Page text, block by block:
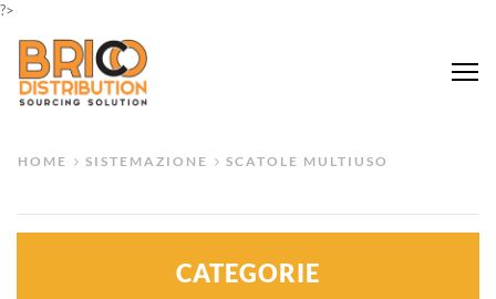
?>
HOME SISTEMAZIONE SCATOLE MULTIUSO
CATEGORIE